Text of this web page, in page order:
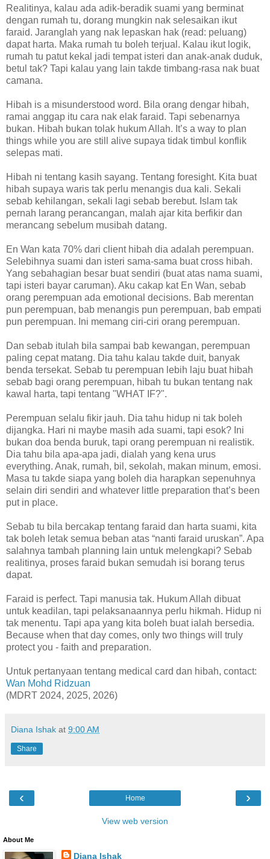
Realitinya, kalau ada adik-beradik suami yang berminat
dengan rumah tu, dorang mungkin nak selesaikan ikut
faraid. Jaranglah yang nak lepaskan hak (read: peluang)
dapat harta. Maka rumah tu boleh terjual. Kalau ikut logik,
rumah tu patut kekal jadi tempat isteri dan anak-anak duduk,
betul tak? Tapi kalau yang lain takde timbang-rasa nak buat
camana.
Hibah is a misunderstood word. Bila orang dengar hibah,
ramai anggap itu cara nak elak faraid. Tapi sebenarnya
bukan. Hibah bukan tolak hukum Allah. It’s a way to plan
things while you are still alive supaya tidak timbul konflik
selepas mati.
Hibah ni tentang kasih sayang. Tentang foresight. Kita buat
hibah supaya waris tak perlu menangis dua kali. Sekali
sebab kehilangan, sekali lagi sebab berebut. Islam tak
pernah larang perancangan, malah ajar kita berfikir dan
merancang sebelum musibah datang.
En Wan kata 70% dari client hibah dia adalah perempuan.
Selebihnya suami dan isteri sama-sama buat cross hibah.
Yang sebahagian besar buat sendiri (buat atas nama suami,
tapi isteri bayar caruman). Aku cakap kat En Wan, sebab
orang perempuan ada emotional decisions. Bab merentan
pun perempuan, bab menangis pun perempuan, bab empati
pun perempuan. Ini memang ciri-ciri orang perempuan.
Dan sebab itulah bila sampai bab kewangan, perempuan
paling cepat matang. Dia tahu kalau takde duit, banyak
benda tersekat. Sebab tu perempuan lebih laju buat hibah
sebab bagi orang perempuan, hibah tu bukan tentang nak
kawal harta, tapi tentang "WHAT IF?".
Perempuan selalu fikir jauh. Dia tahu hidup ni tak boleh
dijangka. Hari ni maybe masih ada suami, tapi esok? Ini
bukan doa benda buruk, tapi orang perempuan ni realistik.
Dia tahu bila apa-apa jadi, dialah yang kena urus
everything. Anak, rumah, bil, sekolah, makan minum, emosi.
Masa tu takde siapa yang boleh dia harapkan sepenuhnya
selain diri sendiri and whatever little preparation that’s been
put in place.
Sebab tu bila bercakap tentang faraid dan harta suami, kita
tak boleh letak semua beban atas “nanti faraid uruskan”. Apa
salahnya tambah planning lain untuk melengkapi? Sebab
realitinya, proses faraid bukan semudah isi borang terus
dapat.
Faraid is perfect. Tapi manusia tak. Hukum Allah dibuat
untuk keadilan, tapi pelaksanaannya perlu hikmah. Hidup ni
tak menentu. Tapi apa yang kita boleh buat ialah bersedia.
Because when that day comes, only two things will truly
protect you - faith and preparation.
Untuk pertanyaan tentang medical card dan hibah, contact:
Wan Mohd Ridzuan
(MDRT 2024, 2025, 2026)
Diana Ishak at 9:00 AM
Share
‹ ›
Home
View web version
About Me
Diana Ishak